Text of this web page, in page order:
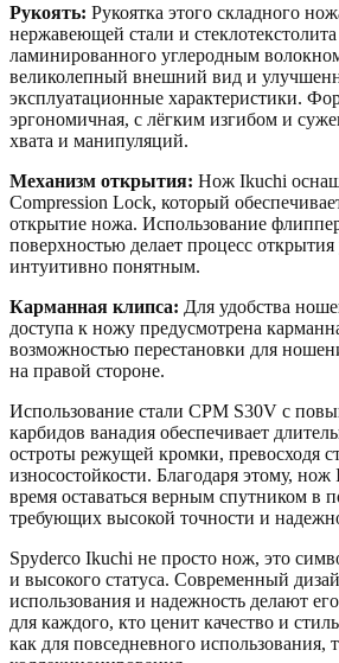
Рукоять: Рукоятка этого складного
нержавеющей стали и
ламинированного углеродным
великолепный внешний вид и
эксплуатационные характеристики.
эргономичная, с лёгким изгибом и
хвата и манипуляций.
Механизм открытия: Нож Ikuchi
Compression Lock, который
открытие ножа. Использование
поверхностью делает процесс
интуитивно понятным.
Карманная клипса: Для удобства
доступа к ножу предусмотрена
возможностью перестановки для
на правой стороне.
Использование стали CPM S30V с
карбидов ванадия обеспечивает
остроты режущей кромки, превосходя
износостойкости. Благодаря этому, нож
время оставаться верным спутником в
требующих высокой точности и
Spyderco Ikuchi не просто нож, это
и высокого статуса. Современный
использования и надежность делают
для каждого, кто ценит качество и
как для повседневного использования,